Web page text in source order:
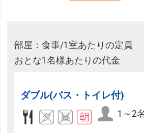
部屋：食事/1室あたりの定員
おとな1名様あたりの代金
ダブル(バス・トイレ付)
1～2名